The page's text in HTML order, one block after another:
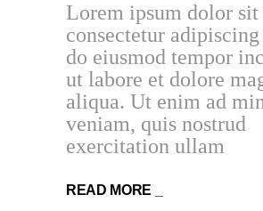
Lorem ipsum dolor sit
consectetur
do eiusmod tempor
ut labore et dolore
aliqua. Ut enim ad
veniam, quis nostrud
exercitation ullam
READ MORE _